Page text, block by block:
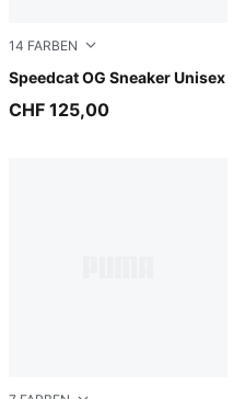
14 FARBEN
Speedcat OG Sneaker Unisex
Emerald Ice-PUMA Black
CHF 125,00